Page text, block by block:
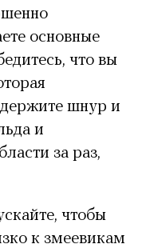
основные
что вы
шнур и
и
за раз,
чтобы
к змеевикам